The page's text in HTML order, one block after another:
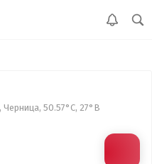
50.57°С, 27°В